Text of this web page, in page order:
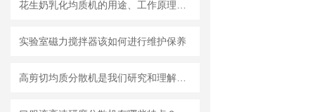
实验室磁力搅拌器该如何进行维护保养